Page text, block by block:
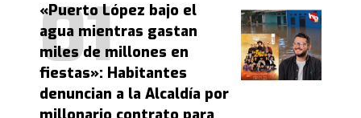
«Puerto López bajo el
agua mientras gastan
miles de millones en
fiestas»: Habitantes
denuncian a la Alcaldía por